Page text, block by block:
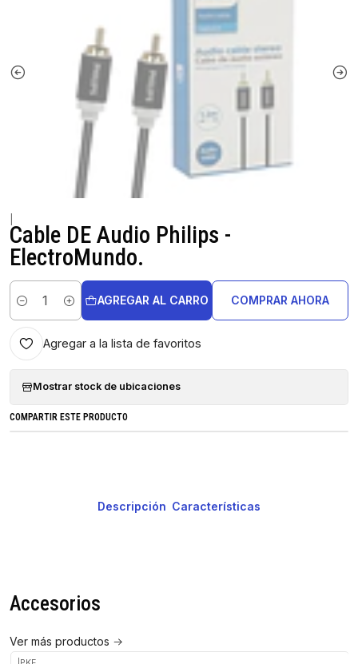
Cable DE Audio Philips -
ElectroMundo.
Cantidad
AGREGAR AL CARRO COMPRAR AHORA
Agregar a la lista de favoritos
Mostrar stock de ubicaciones
COMPARTIR ESTE PRODUCTO
Descripción Características
Accesorios
Ver más productos